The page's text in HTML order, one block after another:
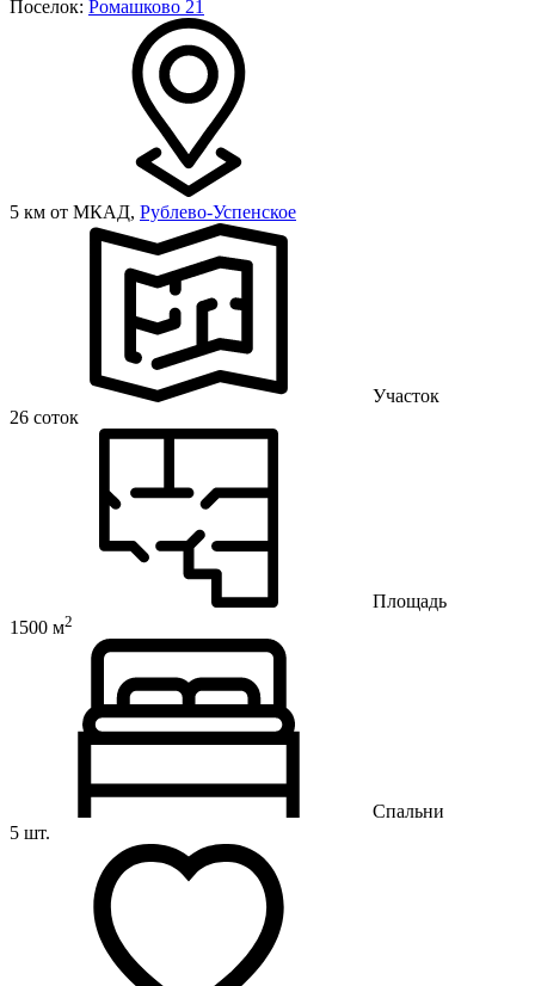
Поселок: Ромашково 21
5 км от МКАД, Рублево-Успенское
Участок
26 соток
Площадь
1500 м2
Спальни
5 шт.